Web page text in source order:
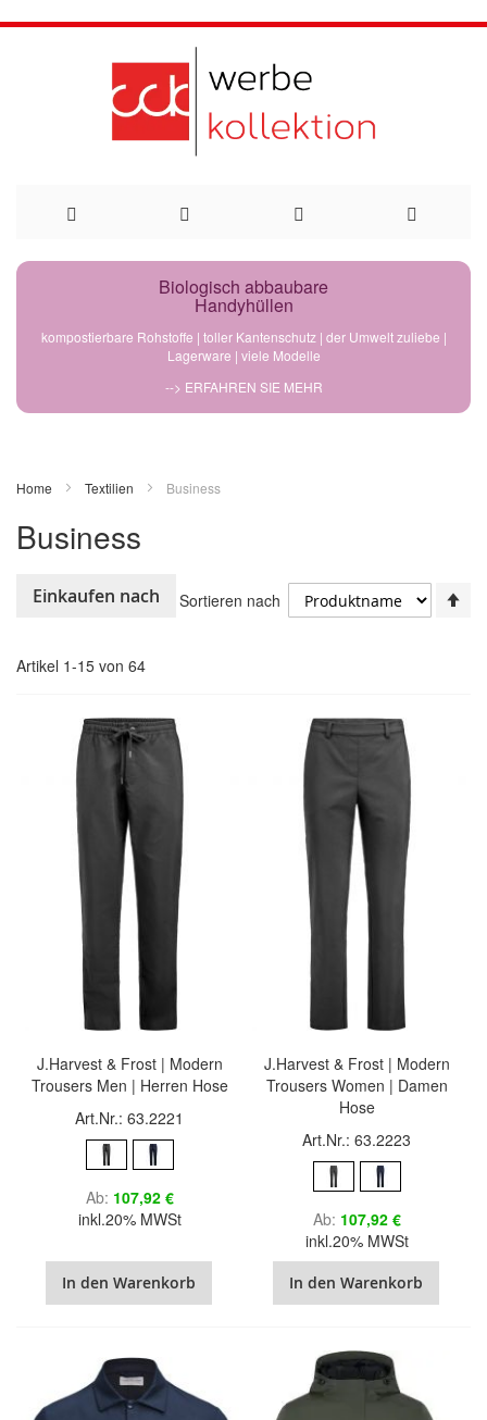
Direkt
Biologisch abbaubare
Handyhüllen
kompostierbare Rohstoffe | toller Kantenschutz | der Umwelt zuliebe |
Lagerware | viele Modelle
--> ERFAHREN SIE MEHR
Home Textilien Business
Business
Artikel 1-15 von 64
Sortieren nach
J.Harvest & Frost | Modern
Trousers Men | Herren Hose
Art.Nr.: 63.2221
Ab 107,92 €
inkl.20% MWSt
In den Warenkorb
J.Harvest & Frost | Modern
Trousers Women | Damen
Hose
Art.Nr.: 63.2223
Ab 107,92 €
inkl.20% MWSt
In den Warenkorb
Einkaufen nach